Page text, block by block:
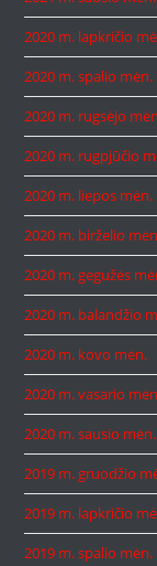
2020 m. lapkričio
2020 m. spalio mėn.
2020 m. rugsėjo
2020 m. rugpjūčio
2020 m. liepos mėn.
2020 m. birželio
2020 m. gegužės
2020 m. balandžio
2020 m. kovo mėn.
2020 m. vasario
2020 m. sausio mėn.
2019 m. gruodžio
2019 m. lapkričio
2019 m. spalio mėn.